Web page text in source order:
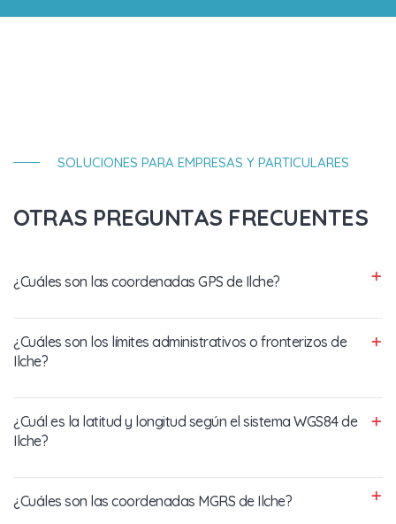
SOLUCIONES PARA EMPRESAS Y PARTICULARES
OTRAS PREGUNTAS FRECUENTES
¿Cuáles son las coordenadas GPS de Ilche?
¿Cuáles son los límites administrativos o fronterizos de
Ilche?
¿Cuál es la latitud y longitud según el sistema WGS84 de
Ilche?
¿Cuáles son las coordenadas MGRS de Ilche?